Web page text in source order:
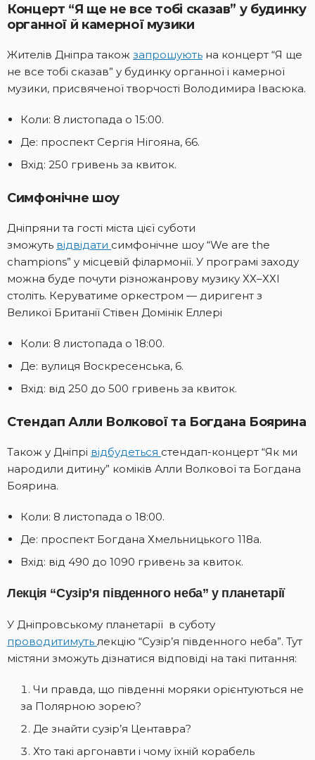
Концерт “Я ще не все тобі сказав” у будинку
органної й камерної музики
Жителів Дніпра також запрошують на концерт “Я ще
не все тобі сказав” у будинку органної і камерної
музики, присвяченої творчості Володимира Івасюка.
Коли: 8 листопада о 15:00.
Де: проспект Сергія Нігояна, 66.
Вхід: 250 гривень за квиток.
Симфонічне шоу
Дніпряни та гості міста цієї суботи
зможуть відвідати симфонічне шоу “We are the
champions” у місцевій філармонії. У програмі заходу
можна буде почути різножанрову музику ХХ–ХХІ
століть. Керуватиме оркестром — диригент з
Великої Британії Стівен Домінік Еллері
Коли: 8 листопада о 18:00.
Де: вулиця Воскресенська, 6.
Вхід: від 250 до 500 гривень за квиток.
Стендап Алли Волкової та Богдана Боярина
Також у Дніпрі відбудеться стендап-концерт “Як ми
народили дитину” коміків Алли Волкової та Богдана
Боярина.
Коли: 8 листопада о 18:00.
Де: проспект Богдана Хмельницького 118а.
Вхід: від 490 до 1090 гривень за квиток.
Лекція “Сузір’я південного неба” у планетарії
У Дніпровському планетарії в суботу
проводитимуть лекцію “Сузір’я південного неба”. Тут
містяни зможуть дізнатися відповіді на такі питання:
Чи правда, що південні моряки орієнтуються не
за Полярною зорею?
Де знайти сузір’я Центавра?
Хто такі аргонавти і чому їхній корабель